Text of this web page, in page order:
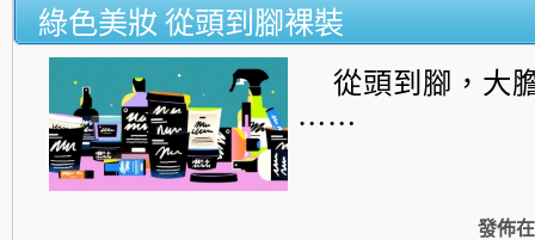
綠色美妝 從頭到腳裸裝
從頭到腳，大
⋯⋯
發佈在